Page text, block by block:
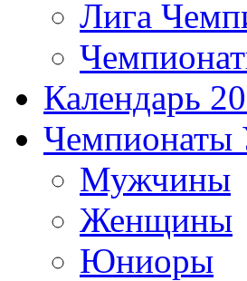
Лига
Календарь
Чемпионаты
Мужчины
Женщины
Юниоры